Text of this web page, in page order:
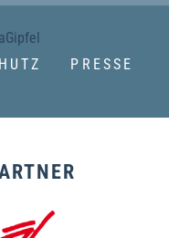
PRESSE